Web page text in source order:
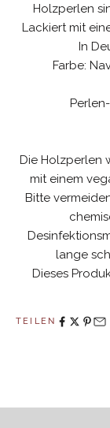
Holzperlen
Lackiert mit
In
Farbe:
Die Holzperlen
mit einem
Bitte
lange
Dieses
TEILEN